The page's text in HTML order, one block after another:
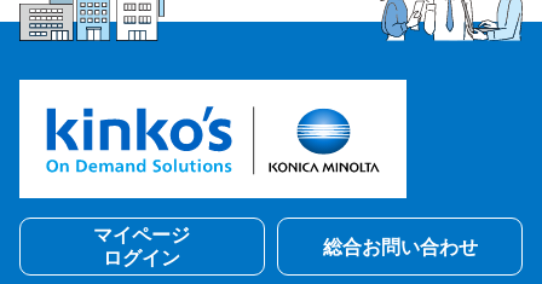
マイページ
ログイン
総合お問い合わせ